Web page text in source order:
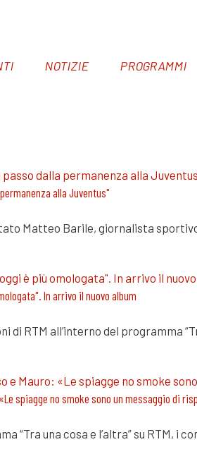
NOTIZIE PROGRAMMI
alla Juventus"
Matteo Barile, giornalista
In arrivo il nuovo album
RTM all’interno del programma
spiagge no smoke sono un messaggio di
“Tra una cosa e l’altra” su RTM, i